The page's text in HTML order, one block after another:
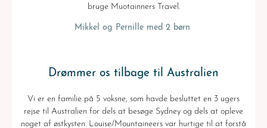
bruge Muotainners Travel.
Mikkel og Pernille med 2 børn
Drømmer os tilbage til Australien
Vi er en familie på 5 voksne, som havde besluttet en 3 ugers
rejse til Australien for dels at besøge Sydney og dels at opleve
noget af østkysten. Louise/Mountaineers var hurtige til at forstå